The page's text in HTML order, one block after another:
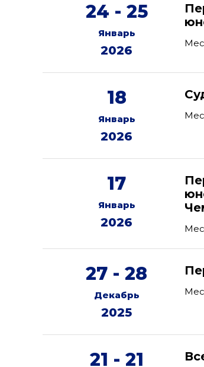
24 - 25
Январь
2026
18
Январь
2026
17
Январь
2026
27 - 28
Декабрь
2025
21 - 21